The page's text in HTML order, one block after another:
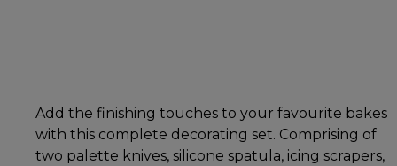
Add the finishing touches to your favourite bakes
with this complete decorating set. Comprising of
two palette knives, silicone spatula, icing scrapers,